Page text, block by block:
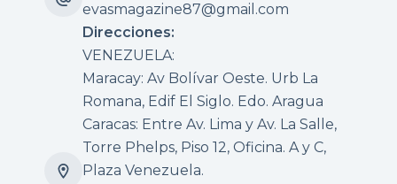
evasmagazine87@gmail.com
Direcciones:
VENEZUELA:
Maracay: Av Bolívar Oeste. Urb La
Romana, Edif El Siglo. Edo. Aragua
Caracas: Entre Av. Lima y Av. La Salle,
Torre Phelps, Piso 12, Oficina. A y C,
Plaza Venezuela.